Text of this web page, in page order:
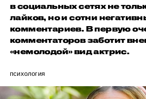
в социальных сетях не
лайков, но и сотни
комментариев. В первую
комментаторов заботит
«немолодой» вид актрис.
психология